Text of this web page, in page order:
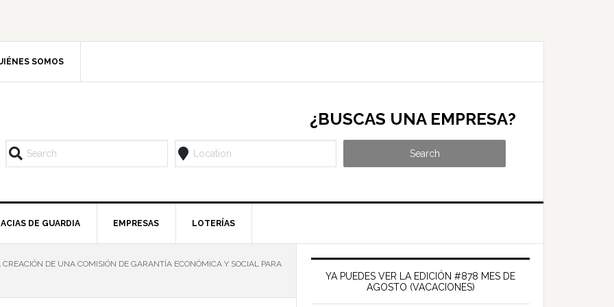
SOMOS
¿BUSCAS UNA EMPRESA?
Search
DE GUARDIA EMPRESAS LOTERÍAS
DE UNA COMISIÓN DE GARANTÍA ECONÓMICA Y SOCIAL PARA
Barra
lateral
YA PUEDES VER LA EDICIÓN #878 MES DE
AGOSTO (VACACIONES)